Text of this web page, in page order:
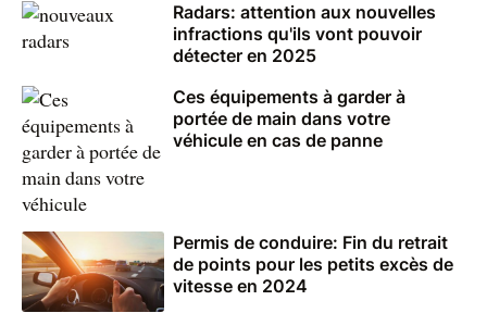
Radars: attention aux nouvelles
infractions qu'ils vont pouvoir
détecter en 2025
Ces équipements à garder à
portée de main dans votre
véhicule en cas de panne
Permis de conduire: Fin du retrait
de points pour les petits excès de
vitesse en 2024